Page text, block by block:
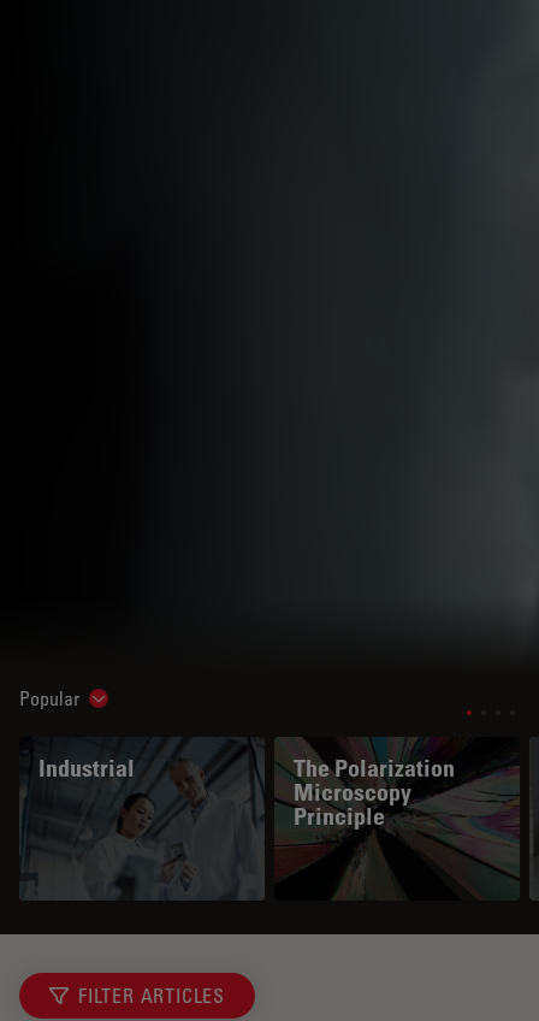
Popular Show subnavigation
Industrial
The Polarization
Microscopy
Principle
FILTER ARTICLES